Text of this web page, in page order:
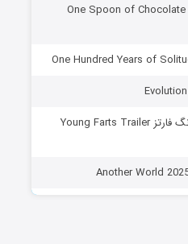
دانلود فیلم یک قاشق شکلات One Spoon of Chocolate
دانلود مستند قطعات تریلر یانگ فارتز Young Farts Trailer